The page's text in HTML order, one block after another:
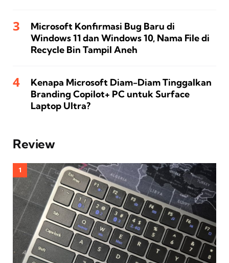
Microsoft Konfirmasi Bug Baru di
Windows 11 dan Windows 10, Nama File di
Recycle Bin Tampil Aneh
Kenapa Microsoft Diam-Diam Tinggalkan
Branding Copilot+ PC untuk Surface
Laptop Ultra?
Review